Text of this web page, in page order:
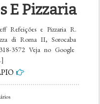
E Pizzaria
Refeições e Pizzaria R.
di Roma II, Sorocaba
3572 Veja no Google
em